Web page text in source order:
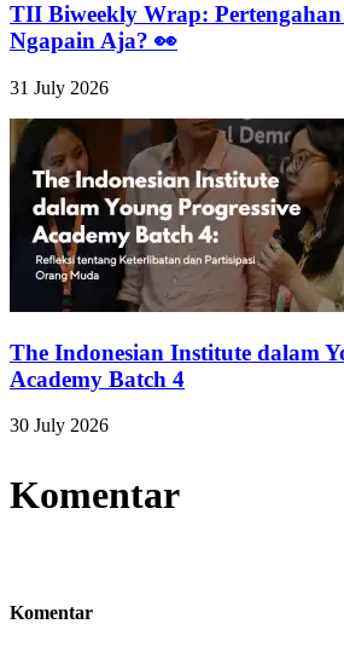
TII Biweekly Wrap:
Ngapain Aja? 👀
31 July 2026
The Indonesian Institute dalam
Academy Batch 4
30 July 2026
Komentar
Komentar